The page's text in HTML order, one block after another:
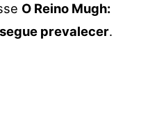
O Reino Mugh:
prevalecer.